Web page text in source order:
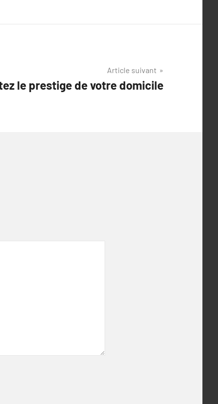
Article suivant
le prestige de votre domicile